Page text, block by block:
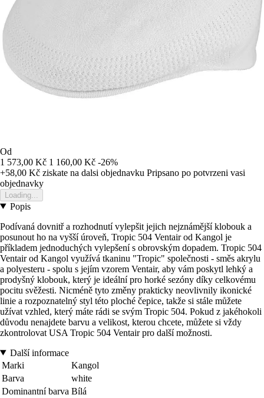
Od
1 573,00 Kč 1 160,00 Kč -26%
+58,00 Kč ziskate na dalsi objednavku Pripsano po potvrzeni vasi
objednavky
Loading...
Popis
Podívaná dovnitř a rozhodnutí vylepšit jejich nejznámější klobouk a
posunout ho na vyšší úroveň, Tropic 504 Ventair od Kangol je
příkladem jednoduchých vylepšení s obrovským dopadem. Tropic 504
Ventair od Kangol využívá tkaninu "Tropic" společnosti - směs akrylu
a polyesteru - spolu s jejím vzorem Ventair, aby vám poskytl lehký a
prodyšný klobouk, který je ideální pro horké sezóny díky celkovému
pocitu svěžesti. Nicméně tyto změny prakticky neovlivnily ikonické
linie a rozpoznatelný styl této ploché čepice, takže si stále můžete
užívat vzhled, který máte rádi se svým Tropic 504. Pokud z jakéhokoli
důvodu nenajdete barvu a velikost, kterou chcete, můžete si vždy
zkontrolovat USA Tropic 504 Ventair pro další možnosti.
Další informace
Marki
Kangol
Barva
white
Dominantní barva Bílá